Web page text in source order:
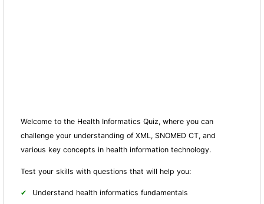
Welcome to the Health Informatics Quiz, where you can
challenge your understanding of XML, SNOMED CT, and
various key concepts in health information technology.
Test your skills with questions that will help you:
Understand health informatics fundamentals